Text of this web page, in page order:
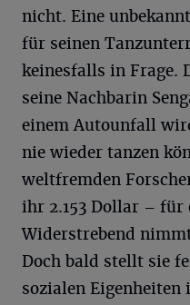
nicht. Eine
für seinen
keinesfalls in Frage.
seine Nachbarin
einem Autounfall
nie wieder tanzen
weltfremden
ihr 2.153 Dollar – für
Widerstrebend
Doch bald stellt sie
sozialen Eigenheiten